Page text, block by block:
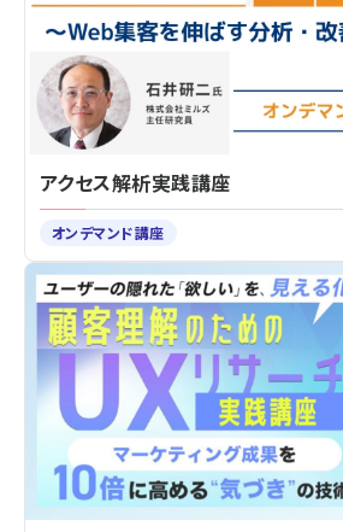
アクセス解析実践講座
オンデマンド講座